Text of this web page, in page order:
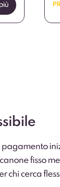
fisso
chi cerca